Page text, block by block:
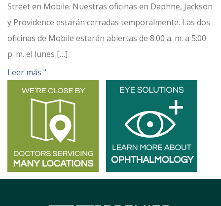
Street en Mobile. Nuestras oficinas en Daphne, Jackson
y Providence estarán cerradas temporalmente. Las dos
oficinas de Mobile estarán abiertas de 8:00 a. m. a 5:00
p. m. el lunes […]
Leer más "